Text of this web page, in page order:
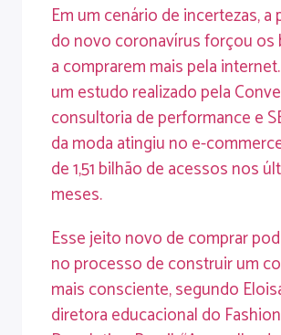
Em um cenário de incertezas, a
do novo coronavírus forçou os
a comprarem mais pela
um estudo realizado pela
consultoria de performance e
da moda atingiu no e-
de 1,51 bilhão de acessos nos
meses.
Esse jeito novo de comprar
no processo de construir um
mais consciente, segundo
diretora educacional do Fashion